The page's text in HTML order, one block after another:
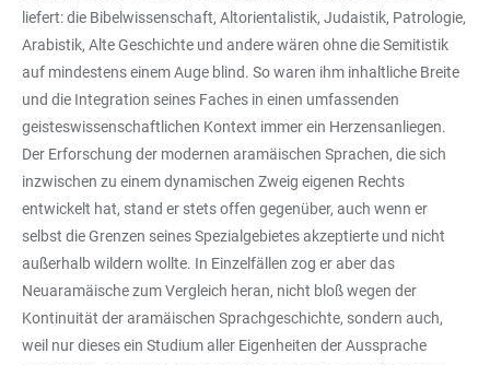
liefert: die Bibelwissenschaft, Altorientalistik, Judaistik, Patrologie,
Arabistik, Alte Geschichte und andere wären ohne die Semitistik
auf mindestens einem Auge blind. So waren ihm inhaltliche Breite
und die Integration seines Faches in einen umfassenden
geisteswissenschaftlichen Kontext immer ein Herzensanliegen.
Der Erforschung der modernen aramäischen Sprachen, die sich
inzwischen zu einem dynamischen Zweig eigenen Rechts
entwickelt hat, stand er stets offen gegenüber, auch wenn er
selbst die Grenzen seines Spezialgebietes akzeptierte und nicht
außerhalb wildern wollte. In Einzelfällen zog er aber das
Neuaramäische zum Vergleich heran, nicht bloß wegen der
Kontinuität der aramäischen Sprachgeschichte, sondern auch,
weil nur dieses ein Studium aller Eigenheiten der Aussprache